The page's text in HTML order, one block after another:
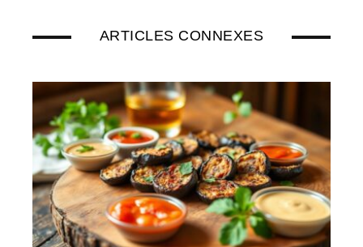
ARTICLES CONNEXES